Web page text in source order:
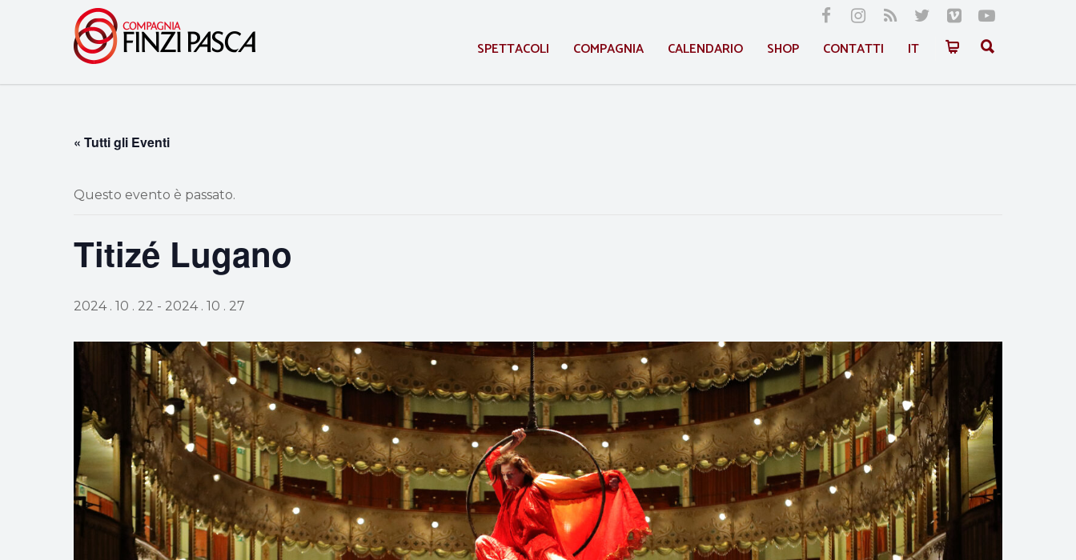
SPETTACOLI COMPAGNIA CALENDARIO SHOP CONTATTI IT
« Tutti gli Eventi
Questo evento è passato.
Titizé Lugano
2024 . 10 . 22 - 2024 . 10 . 27